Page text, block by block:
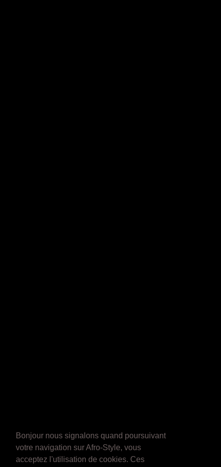
Bonjour nous signalons quand poursuivant
votre navigation sur Afro-Style, vous
acceptez l'utilisation de cookies. Ces